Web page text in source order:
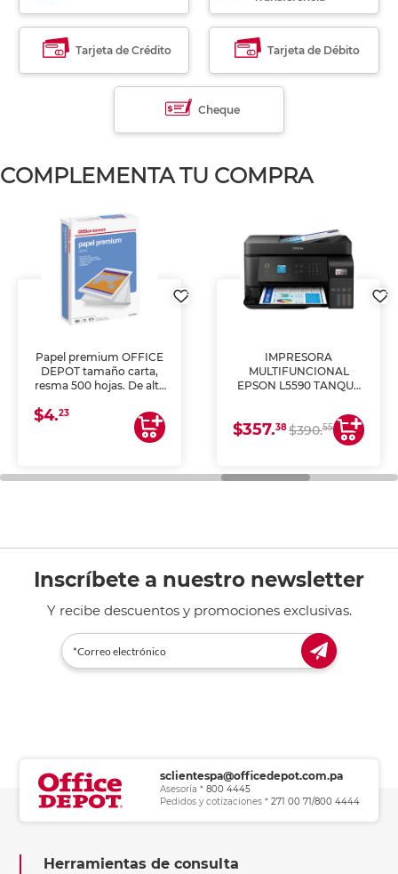
Tarjeta de Crédito Tarjeta de Débito
Cheque
COMPLEMENTA TU COMPRA
Papel premium OFFICE
DEPOT tamaño carta,
resma 500 hojas. De alta
uniforme, ideal para
impresoras de inyección
de tinta y láser,
general de oficina.
$4.23
IMPRESORA
MULTIFUNCIONAL
EPSON L5590 TANQUE
COPIA Y ESCANEA)
$357.38$390.55
Inscríbete a nuestro newsletter
Y recibe descuentos y promociones exclusivas.
sclientespa@officedepot.com.pa
Asesoría * 800 4445
Pedidos y cotizaciones * 271 00 71/800 4444
Herramientas de consulta